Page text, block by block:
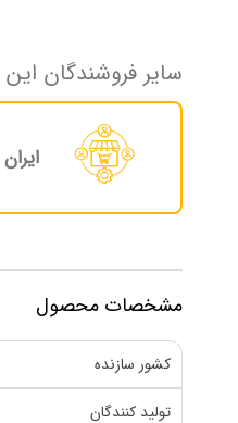
سایر فروشندگان این
مشخصات محصول
کشور سازنده
تولید کنندگان